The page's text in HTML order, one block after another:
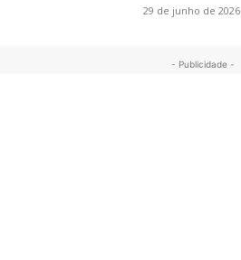
29 de junho de 2026
- Publicidade -